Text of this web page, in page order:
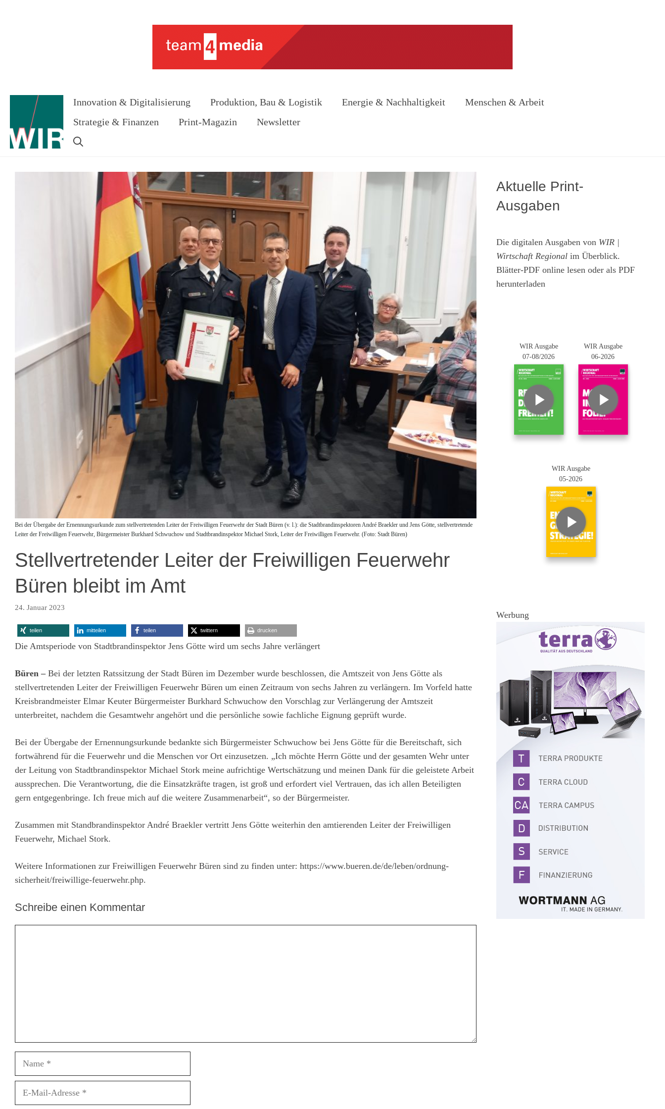
Innovation & Digitalisierung Produktion, Bau & Logistik Energie & Nachhaltigkeit
Menschen & Arbeit
Strategie & Finanzen
Print-Magazin Newsletter
Bei der Übergabe der Ernennungsurkunde zum stellvertretenden Leiter der Freiwilligen Feuerwehr der Stadt Büren (v. l.): die Stadtbrandinspektoren André Braekler und Jens Götte, stellvertretende
Leiter der Freiwilligen Feuerwehr, Bürgermeister Burkhard Schwuchow und Stadtbrandinspektor Michael Stork, Leiter der Freiwilligen Feuerwehr. (Foto: Stadt Büren)
Stellvertretender Leiter der Freiwilligen Feuerwehr
Büren bleibt im Amt
24. Januar 2023
teilen mitteilen teilen twittern drucken
Die Amtsperiode von Stadtbrandinspektor Jens Götte wird um sechs Jahre verlängert
Büren – Bei der letzten Ratssitzung der Stadt Büren im Dezember wurde beschlossen, die Amtszeit von Jens Götte als
stellvertretenden Leiter der Freiwilligen Feuerwehr Büren um einen Zeitraum von sechs Jahren zu verlängern. Im Vorfeld hatte
Kreisbrandmeister Elmar Keuter Bürgermeister Burkhard Schwuchow den Vorschlag zur Verlängerung der Amtszeit
unterbreitet, nachdem die Gesamtwehr angehört und die persönliche sowie fachliche Eignung geprüft wurde.
Bei der Übergabe der Ernennungsurkunde bedankte sich Bürgermeister Schwuchow bei Jens Götte für die Bereitschaft, sich
fortwährend für die Feuerwehr und die Menschen vor Ort einzusetzen. „Ich möchte Herrn Götte und der gesamten Wehr unter
der Leitung von Stadtbrandinspektor Michael Stork meine aufrichtige Wertschätzung und meinen Dank für die geleistete Arbeit
aussprechen. Die Verantwortung, die die Einsatzkräfte tragen, ist groß und erfordert viel Vertrauen, das ich allen Beteiligten
gern entgegenbringe. Ich freue mich auf die weitere Zusammenarbeit“, so der Bürgermeister.
Zusammen mit Standbrandinspektor André Braekler vertritt Jens Götte weiterhin den amtierenden Leiter der Freiwilligen
Feuerwehr, Michael Stork.
Weitere Informationen zur Freiwilligen Feuerwehr Büren sind zu finden unter: https://www.bueren.de/de/leben/ordnung-
sicherheit/freiwillige-feuerwehr.php.
Schreibe einen Kommentar
Name
Aktuelle Print-
Ausgaben
Die digitalen Ausgaben von WIR |
Wirtschaft Regional im Überblick.
Blätter-PDF online lesen oder als PDF
herunterladen
WIR Ausgabe
07-08/2026
WIR Ausgabe
06-2026
WIR Ausgabe
05-2026
Werbung